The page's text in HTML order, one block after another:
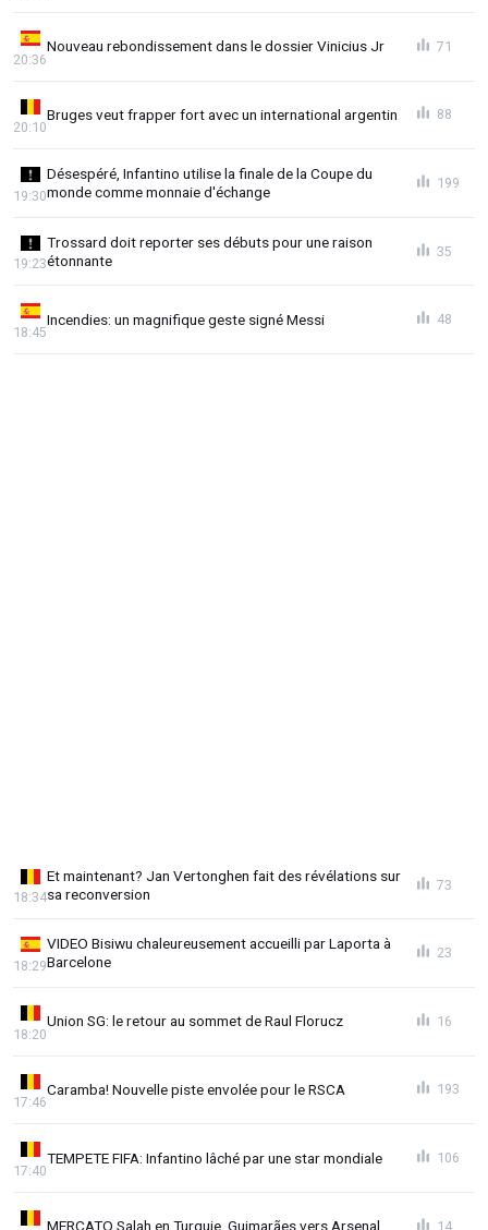
Nouveau rebondissement dans le dossier Vinicius Jr
20:36
71
Bruges veut frapper fort avec un international argentin
20:10
88
Désespéré, Infantino utilise la finale de la Coupe du
monde comme monnaie d'échange
19:30
199
Trossard doit reporter ses débuts pour une raison
étonnante
19:23
35
Incendies: un magnifique geste signé Messi
18:45
48
Et maintenant? Jan Vertonghen fait des révélations sur
sa reconversion
18:34
73
VIDEO Bisiwu chaleureusement accueilli par Laporta à
Barcelone
18:29
23
Union SG: le retour au sommet de Raul Florucz
18:20
16
Caramba! Nouvelle piste envolée pour le RSCA
17:46
193
TEMPETE FIFA: Infantino lâché par une star mondiale
17:40
106
MERCATO Salah en Turquie, Guimarães vers Arsenal 14